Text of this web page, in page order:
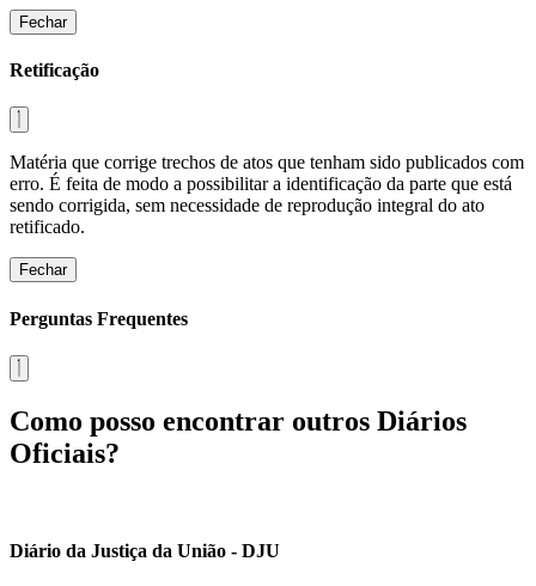
Fechar
Retificação
Matéria que corrige trechos de atos que tenham sido publicados com
erro. É feita de modo a possibilitar a identificação da parte que está
sendo corrigida, sem necessidade de reprodução integral do ato
retificado.
Fechar
Perguntas Frequentes
Como posso encontrar outros Diários
Oficiais?
Diário da Justiça da União - DJU